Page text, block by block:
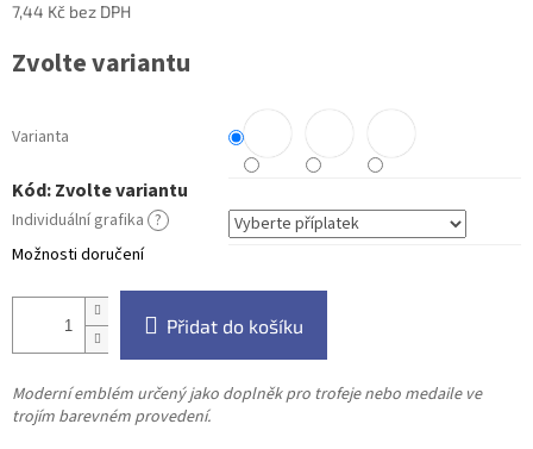
7,44 Kč bez DPH
cena:
Zvolte variantu
Varianta
Kód:Zvolte variantu
Individuální grafika ?
Možnosti doručení
Přidat do košíku
Moderní emblém určený jako doplněk pro trofeje nebo medaile ve
trojím barevném provedení.